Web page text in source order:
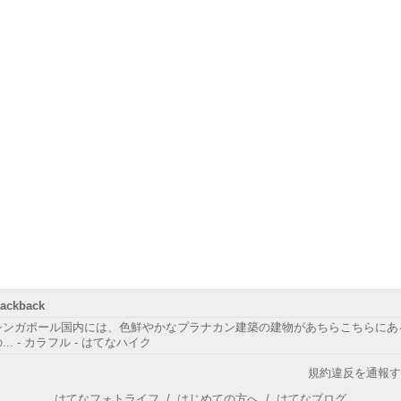
ンガポール国内には、色鮮やかなプラナカン建築の建物があちらこちらにあ
... - カラフル - はてなハイク
規約違反を通報